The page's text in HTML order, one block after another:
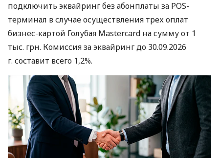
подключить эквайринг без абонплаты за POS-
терминал в случае осуществления трех оплат
бизнес-картой Голубая Mastercard на сумму от 1
тыс. грн. Комиссия за эквайринг до 30.09.2026
г. составит всего 1,2%.